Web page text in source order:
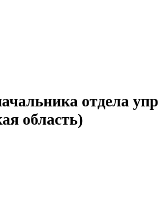
отдела
область)